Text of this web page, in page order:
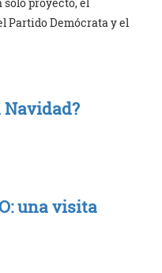
Partido Demócrata y el
Navidad?
una visita